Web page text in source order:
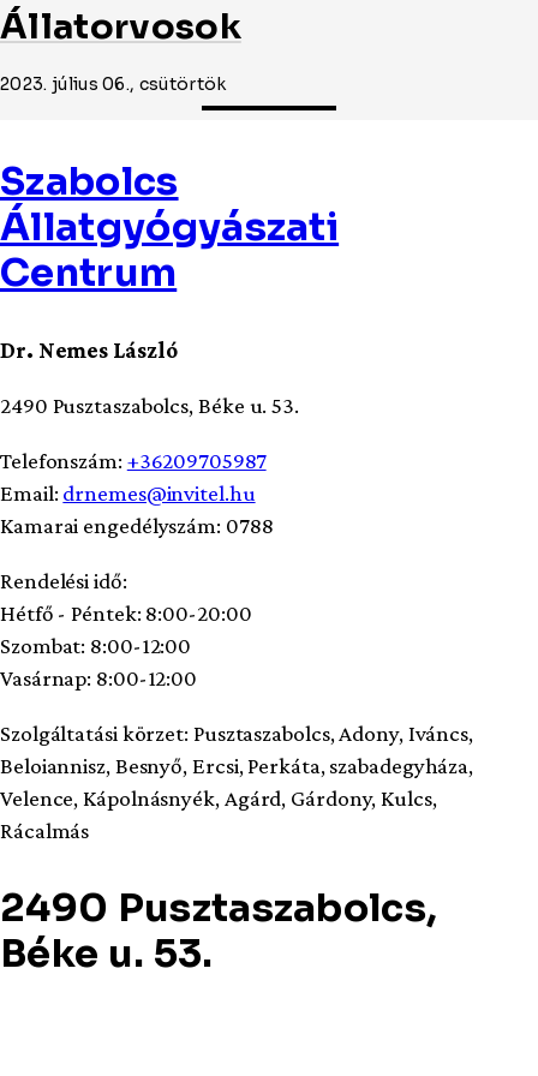
Állatorvosok
2023. július 06., csütörtök
Szabolcs
Állatgyógyászati
Centrum
Dr. Nemes László
2490 Pusztaszabolcs, Béke u. 53.
Telefonszám: +36209705987
Email: drnemes@invitel.hu
Kamarai engedélyszám: 0788
Rendelési idő:
Hétfő - Péntek: 8:00-20:00
Szombat: 8:00-12:00
Vasárnap: 8:00-12:00
Szolgáltatási körzet: Pusztaszabolcs, Adony, Iváncs,
Beloiannisz, Besnyő, Ercsi, Perkáta, szabadegyháza,
Velence, Kápolnásnyék, Agárd, Gárdony, Kulcs,
Rácalmás
2490 Pusztaszabolcs,
Béke u. 53.